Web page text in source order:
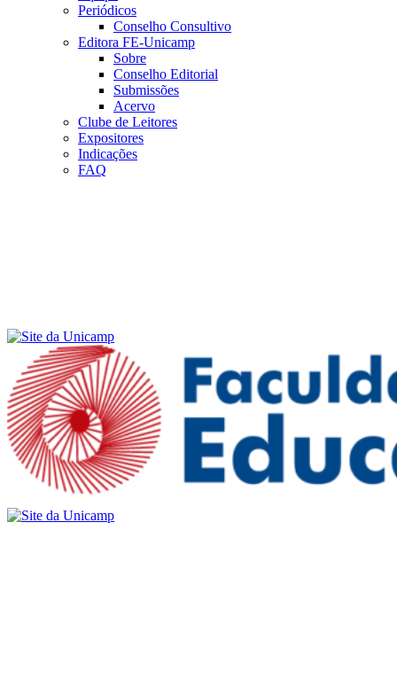
Periódicos
Conselho Consultivo
Editora FE-Unicamp
Sobre
Conselho Editorial
Submissões
Acervo
Clube de Leitores
Expositores
Indicações
FAQ